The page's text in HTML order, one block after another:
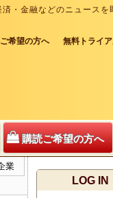
・金融などのニュース
希望の方へ 無料トライ
購読ご希望の方へ
業
LOG IN